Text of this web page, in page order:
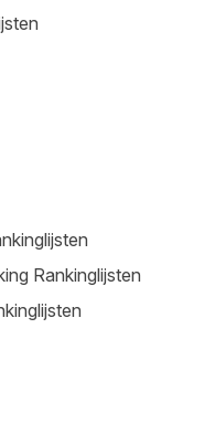
Rankinglijsten